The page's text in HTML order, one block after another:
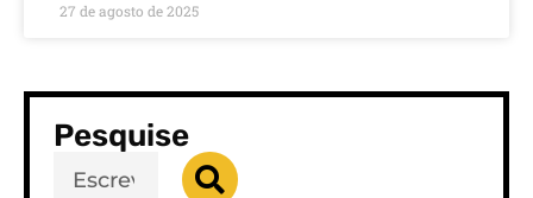
27 de agosto de 2025
Pesquise